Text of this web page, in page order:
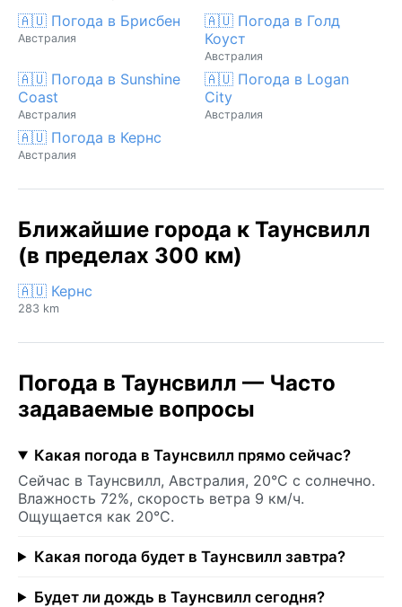
🇦🇺 Погода в Брисбен
Австралия
🇦🇺 Погода в Голд
Коуст
Австралия
🇦🇺 Погода в Sunshine
Coast
Австралия
🇦🇺 Погода в Logan
City
Австралия
🇦🇺 Погода в Кернс
Австралия
Ближайшие города к Таунсвилл
(в пределах 300 км)
🇦🇺 Кернс
283 km
Погода в Таунсвилл — Часто
задаваемые вопросы
Какая погода в Таунсвилл прямо сейчас?
Сейчас в Таунсвилл, Австралия, 20°C с солнечно.
Влажность 72%, скорость ветра 9 км/ч.
Ощущается как 20°C.
Какая погода будет в Таунсвилл завтра?
Будет ли дождь в Таунсвилл сегодня?